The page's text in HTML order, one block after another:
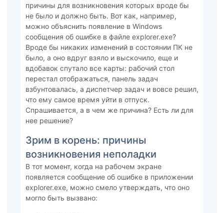
причины для возникновения которых вроде бы
не было и должно быть. Вот как, например,
можно объяснить появление в Windows
сообщения об ошибке в файле explorer.exe?
Вроде бы никаких изменений в состоянии ПК не
было, а оно вдруг взяло и выскочило, еще и
вдобавок спутало все карты: рабочий стол
перестал отображаться, панель задач
взбунтовалась, а диспетчер задач и вовсе решил,
что ему самое время уйти в отпуск.
Спрашивается, а в чем же причина? Есть ли для
нее решение?
Зрим в корень: причины
возникновения неполадки
В тот момент, когда на рабочем экране
появляется сообщение об ошибке в приложении
explorer.exe, можно смело утверждать, что оно
могло быть вызвано: